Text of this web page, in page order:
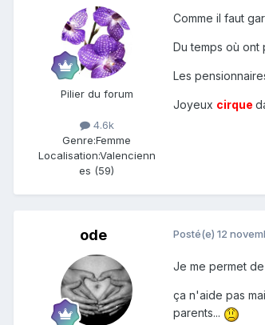
Pilier du forum
4.6k
Genre:Femme
Localisation:Valencienn
es (59)
Comme il faut
Du temps où ont
Les
Joyeux cirque
ode Posté(e) 12
Je me permet
ça n'aide pas
parents...